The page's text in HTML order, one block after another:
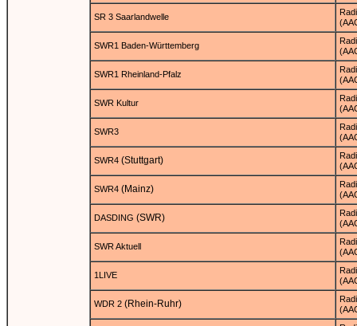
SR 3 Saarlandwelle
SWR1 Baden-Württemberg
SWR1 Rheinland-Pfalz
SWR Kultur
SWR3
SWR4 (Stuttgart)
SWR4 (Mainz)
DASDING (SWR)
SWR Aktuell
1LIVE
WDR 2 (Rhein-Ruhr)